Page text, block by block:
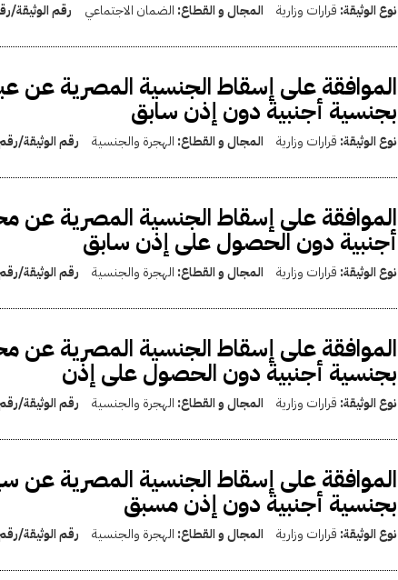
نوع الوثيقة: قرارات وزارية المجال و القطاع: الضمان الاجتماعي رقم
الموافقة على إسقاط الجنسية المصرية عن
بجنسية أجنبية دون إذن سابق
نوع الوثيقة: قرارات وزارية المجال و القطاع: الهجرة والجنسية رقم الوثيقة/
الموافقة على إسقاط الجنسية المصرية
أجنبية دون الحصول على إذن سابق
نوع الوثيقة: قرارات وزارية المجال و القطاع: الهجرة والجنسية رقم الوثيقة/
الموافقة على إسقاط الجنسية المصرية
بجنسية أجنبية دون الحصول على إذن
نوع الوثيقة: قرارات وزارية المجال و القطاع: الهجرة والجنسية رقم الوثيقة/
الموافقة على إسقاط الجنسية المصرية عن
بجنسية أجنبية دون إذن مسبق
نوع الوثيقة: قرارات وزارية المجال و القطاع: الهجرة والجنسية رقم الوثيقة/